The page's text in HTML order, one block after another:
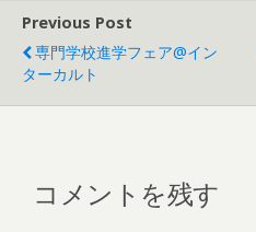
Previous Post
専門学校進学フェア@イン
ターカルト
コメントを残す